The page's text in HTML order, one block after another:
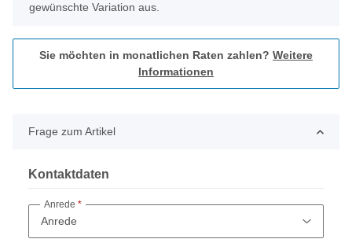
gewünschte Variation aus.
Sie möchten in monatlichen Raten zahlen? Weitere
Informationen
Frage zum Artikel
Kontaktdaten
Anrede